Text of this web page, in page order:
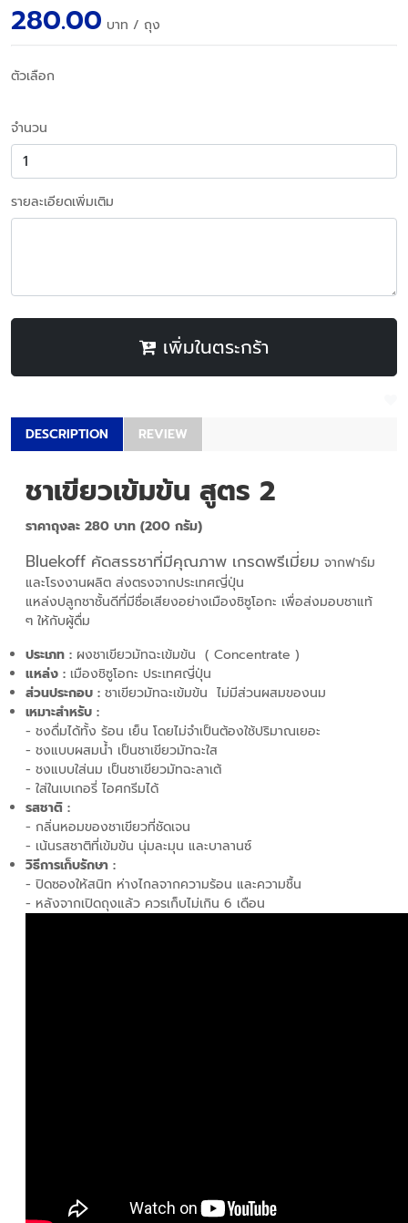
280.00 บาท / ถุง
ตัวเลือก
จำนวน
รายละเอียดเพิ่มเติม
เพิ่มในตระกร้า
DESCRIPTION REVIEW
ชาเขียวเข้มข้น สูตร 2
ราคาถุงละ 280 บาท (200 กรัม)
Bluekoff คัดสรรชาที่มีคุณภาพ เกรดพรีเมี่ยม จากฟาร์ม
และโรงงานผลิต ส่งตรงจากประเทศญี่ปุ่น
แหล่งปลูกชาชั้นดีที่มีชื่อเสียงอย่างเมืองชิซูโอกะ เพื่อส่งมอบชาแท้
ๆ ให้กับผู้ดื่ม
ประเภท : ผงชาเขียวมัทฉะเข้มข้น ( Concentrate )
แหล่ง : เมืองชิซูโอกะ ประเทศญี่ปุ่น
ส่วนประกอบ : ชาเขียวมัทฉะเข้มข้น ไม่มีส่วนผสมของนม
เหมาะสำหรับ :
- ชงดื่มได้ทั้ง ร้อน เย็น โดยไม่จำเป็นต้องใช้ปริมาณเยอะ
- ชงแบบผสมน้ำ เป็นชาเขียวมัทฉะใส
- ชงแบบใส่นม เป็นชาเขียวมัทฉะลาเต้
- ใส่ในเบเกอรี่ ไอศกรีมได้
รสชาติ :
- กลิ่นหอมของชาเขียวที่ชัดเจน
- เน้นรสชาติที่เข้มข้น นุ่มละมุน และบาลานซ์
วิธีการเก็บรักษา :
- ปิดซองให้สนิท ห่างไกลจากความร้อน และความชื้น
- หลังจากเปิดถุงแล้ว ควรเก็บไม่เกิน 6 เดือน